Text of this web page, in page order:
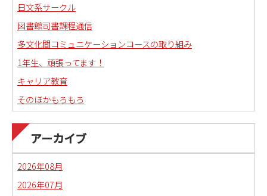
日文系サークル
図書館司書課程通信
多文化間コミュニケーションコースの取り組み
1年生、頑張ってます！
キャリア教育
そのほかもろもろ
日本語教育副専攻課程通信(日本語教師)
琉球沖縄文化コースの取り組み
アーカイブ
2026年08月
2026年07月